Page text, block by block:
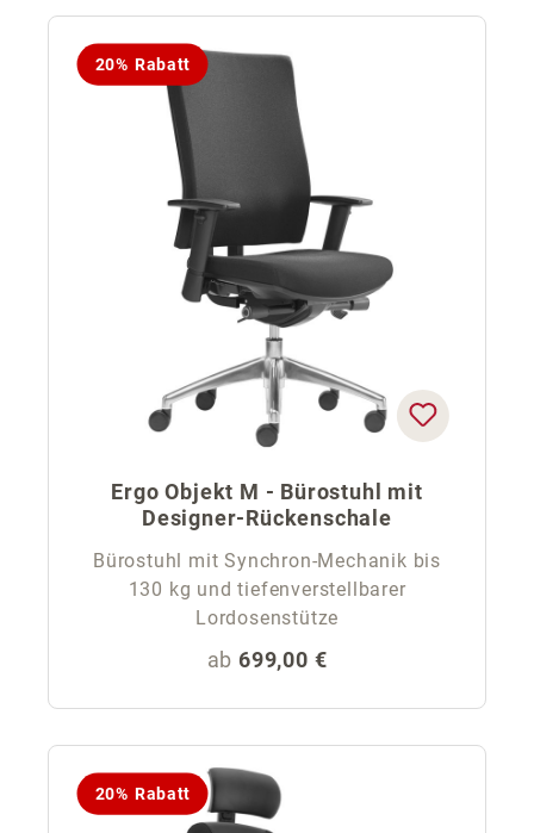
20% Rabatt
Ergo Objekt M - Bürostuhl mit
Designer-Rückenschale
Bürostuhl mit Synchron-Mechanik bis
130 kg und tiefenverstellbarer
Lordosenstütze
Regulärer Preis:
ab 699,00 €
20% Rabatt